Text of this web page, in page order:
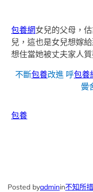
包養網女兒的父母，
兒，這也是女兒想嫁
想住當她被丈夫家人
不斷包養改進 呼包養
黌
包養
Posted byadminin不知所措